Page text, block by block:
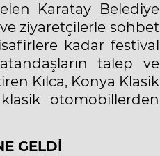
Karatay Belediye
ziyaretçilerle sohbet
kadar festival
talep ve
Kılca, Konya Klasik
otomobillerden
GELDİ